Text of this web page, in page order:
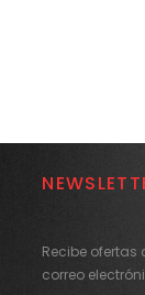
Recibe ofertas
correo